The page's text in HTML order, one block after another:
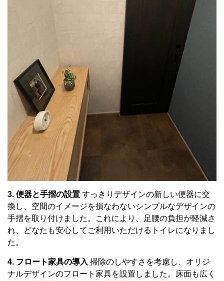
3. 便器と手摺の設置 すっきりデザインの新しい便器に交
換し、空間のイメージを損なわないシンプルなデザインの
手摺を取り付けました。これにより、足腰の負担が軽減さ
れ、どなたも安心してご利用いただけるトイレになりまし
た。
4. フロート家具の導入 掃除のしやすさを考慮し、オリジ
ナルデザインのフロート家具を設置しました。床面も広く